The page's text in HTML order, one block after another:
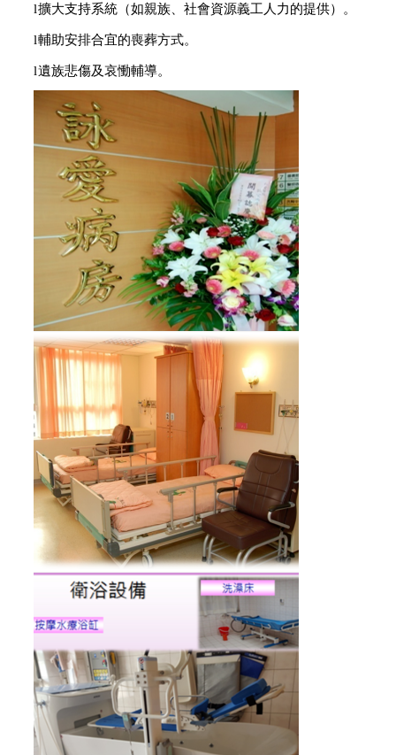
l擴大支持系統（如親族、社會資源義工人力的提供）。
l輔助安排合宜的喪葬方式。
l遺族悲傷及哀慟輔導。